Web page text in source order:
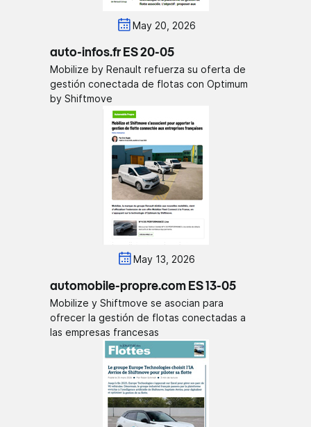
May 20, 2026
auto-infos.fr ES 20-05
Mobilize by Renault refuerza su oferta de
gestión conectada de flotas con Optimum
by Shiftmove
May 13, 2026
automobile-propre.com ES 13-05
Mobilize y Shiftmove se asocian para
ofrecer la gestión de flotas conectadas a
las empresas francesas